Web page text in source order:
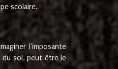
scolaire.
l'imposante
du sol, peut être le